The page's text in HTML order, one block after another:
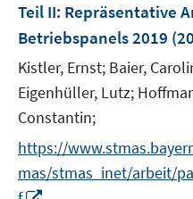
Teil II: Repräsentative
Betriebspanels 2019
Kistler, Ernst; Baier,
Eigenhüller, Lutz;
Constantin;
https://
mas/stmas_inet/arbeit/